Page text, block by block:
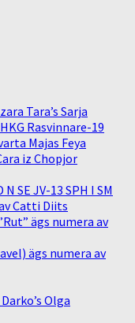
Tara’s Sarja
Rasvinnare-19
Majas Feya
iz Chopjor
N SE JV-13 SPH I SM
Catti Diits
ägs numera av
ägs numera av
Olga